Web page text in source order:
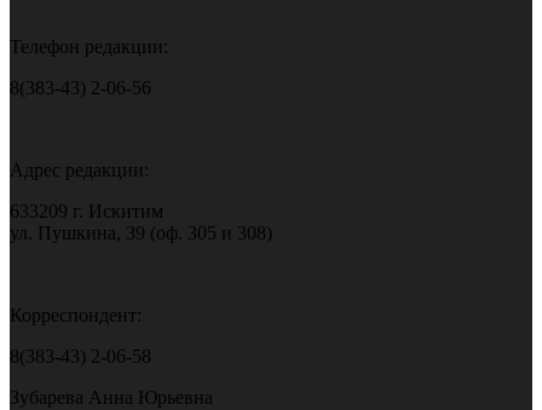
Телефон редакции:
8(383-43) 2-06-56
Адрес редакции:
633209 г. Искитим
ул. Пушкина, 39 (оф. 305 и 308)
Корреспондент:
8(383-43) 2-06-58
Зубарева Анна Юрьевна